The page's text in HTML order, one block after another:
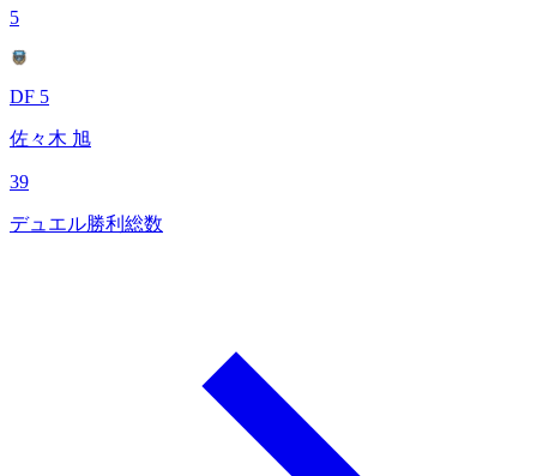
5
DF 5
佐々木 旭
39
デュエル勝利総数